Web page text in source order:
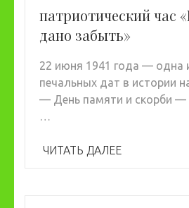
патриотический час
дано забыть»
22 июня 1941 года — одна
печальных дат в истории
— День памяти и скорби —
…
ЧИТАТЬ ДАЛЕЕ